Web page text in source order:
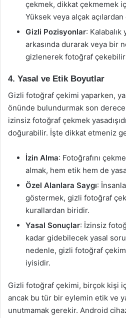
çekmek, dikkat çekmemek
Yüksek veya alçak
Gizli Pozisyonlar: Kalabalık
arkasında durarak veya bir
gizlenerek fotoğraf
4. Yasal ve Etik Boyutlar
Gizli fotoğraf çekimi yaparken,
önünde bulundurmak son
izinsiz fotoğraf çekmek
doğurabilir. İşte dikkat etmeniz
İzin Alma: Fotoğrafını
almak, hem etik hem de
Özel Alanlara Saygı:
göstermek, gizli fotoğraf
kurallardan biridir.
Yasal Sonuçlar: İzinsiz
kadar gidebilecek yasal
nedenle, gizli fotoğraf
iyisidir.
Gizli fotoğraf çekimi, birçok kişi
ancak bu tür bir eylemin etik ve
unutmamak gerekir. Android